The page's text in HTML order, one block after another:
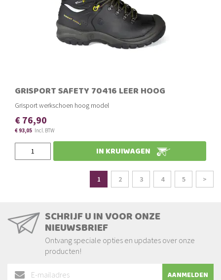
GRISPORT SAFETY 70416 LEER HOOG
Grisport werkschoen hoog model
€ 93,05
€ 76,90
IN KRUIWAGEN
Pagina
U lees momenteel pagina
1 Pagina
2 Pagina
3 Pagina
4 Pagina
5 >
SCHRIJF U IN VOOR ONZE
NIEUWSBRIEF
Ontvang speciale opties en updates over onze
producten!
Abonneer
AANMELDEN